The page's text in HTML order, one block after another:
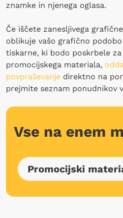
znamke in njenega oglasa.
Če iščete zanesljivega
oblikuje vašo grafično
tiskarne, ki bodo poskrbele
promocijskega materiala,
povpraševanje direktno na
prejmite seznam ponudnikov
Vse na enem
Promocijski